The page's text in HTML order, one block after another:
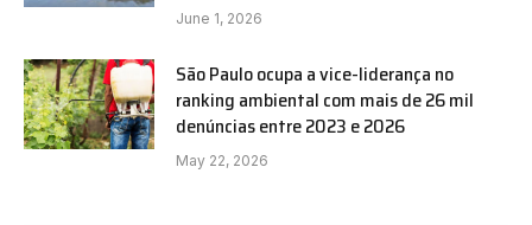
June 1, 2026
São Paulo ocupa a vice-liderança no
ranking ambiental com mais de 26 mil
denúncias entre 2023 e 2026
May 22, 2026